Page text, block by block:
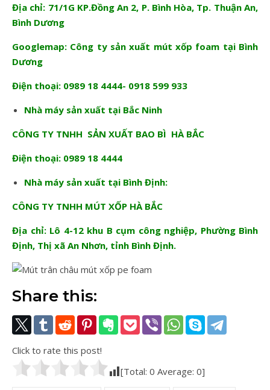
Địa chỉ: 71/1G KP.Đồng An 2, P. Bình Hòa, Tp. Thuận An,
Bình Dương
Googlemap: Công ty sản xuất mút xốp foam tại Bình
Dương
Điện thoại: 0989 18 4444- 0918 599 933
Nhà máy sản xuất tại Bắc Ninh
CÔNG TY TNHH SẢN XUẤT BAO BÌ HÀ BẮC
Điện thoại: 0989 18 4444
Nhà máy sản xuất tại Bình Định:
CÔNG TY TNHH MÚT XỐP HÀ BẮC
Địa chỉ: Lô 4-12 khu B cụm công nghiệp, Phường Bình
Định, Thị xã An Nhơn, tỉnh Bình Định.
Share this:
Click to rate this post!
[Total: 0 Average: 0]